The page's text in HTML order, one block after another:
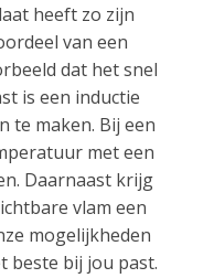
heeft zo zijn
van een
dat het snel
is een inductie
te maken. Bij een
met een
Daarnaast krijg
vlam een
mogelijkheden
beste bij jou past.